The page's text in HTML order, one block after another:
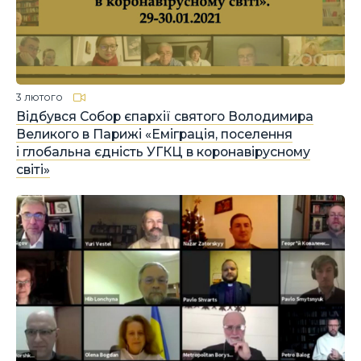
Відбувся Собор єпархії святого Володимира
Великого в Парижі «Еміграція, поселення
і глобальна єдність УГКЦ в коронавірусному
світі»
3 лютого